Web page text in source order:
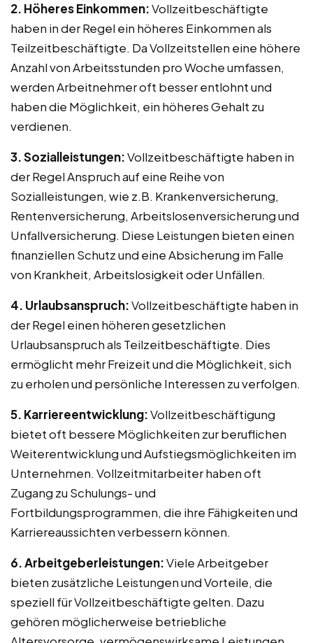
2. Höheres Einkommen:Vollzeitbeschäftigte
haben in der Regel ein höheres Einkommen als
Teilzeitbeschäftigte. Da Vollzeitstellen eine höhere
Anzahl von Arbeitsstunden pro Woche umfassen,
werden Arbeitnehmer oft besser entlohnt und
haben die Möglichkeit, ein höheres Gehalt zu
verdienen.
3. Sozialleistungen:Vollzeitbeschäftigte haben in
der Regel Anspruch auf eine Reihe von
Sozialleistungen, wie z.B. Krankenversicherung,
Rentenversicherung, Arbeitslosenversicherung und
Unfallversicherung. Diese Leistungen bieten einen
finanziellen Schutz und eine Absicherung im Falle
von Krankheit, Arbeitslosigkeit oder Unfällen.
4. Urlaubsanspruch:Vollzeitbeschäftigte haben in
der Regel einen höheren gesetzlichen
Urlaubsanspruch als Teilzeitbeschäftigte. Dies
ermöglicht mehr Freizeit und die Möglichkeit, sich
zu erholen und persönliche Interessen zu verfolgen.
5. Karriereentwicklung:Vollzeitbeschäftigung
bietet oft bessere Möglichkeiten zur beruflichen
Weiterentwicklung und Aufstiegsmöglichkeiten im
Unternehmen. Vollzeitmitarbeiter haben oft
Zugang zu Schulungs- und
Fortbildungsprogrammen, die ihre Fähigkeiten und
Karriereaussichten verbessern können.
6. Arbeitgeberleistungen:Viele Arbeitgeber
bieten zusätzliche Leistungen und Vorteile, die
speziell für Vollzeitbeschäftigte gelten. Dazu
gehören möglicherweise betriebliche